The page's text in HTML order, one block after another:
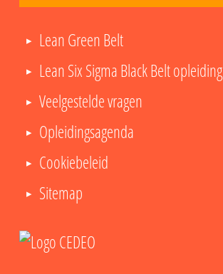
Lean Green Belt
Lean Six Sigma Black Belt opleiding
Veelgestelde vragen
Opleidingsagenda
Cookiebeleid
Sitemap